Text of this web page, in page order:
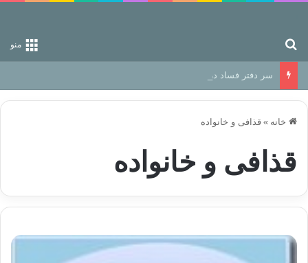
منو
سر دفتر فساد در زمین‌، دوری وکناره‌گیری از راه خداست‌!
خانه » قذافی و خانواده
قذافی و خانواده